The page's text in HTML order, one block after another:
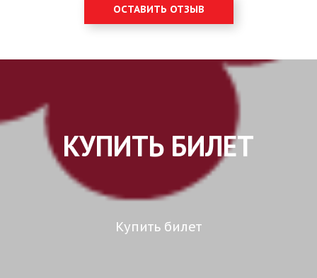
ОСТАВИТЬ ОТЗЫВ
КУПИТЬ БИЛЕТ
Купить билет